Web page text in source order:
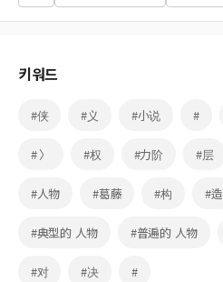
찾기
키워드
#侠 #义 #小说 #
# 〉 #权 #力阶 #层
#人物 #葛藤 #构 #造
#典型的 人物 #普遍的 人物
#对 #决 #